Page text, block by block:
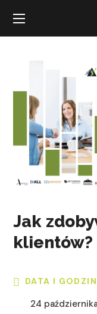
Jak
klientów?
DATA I
24